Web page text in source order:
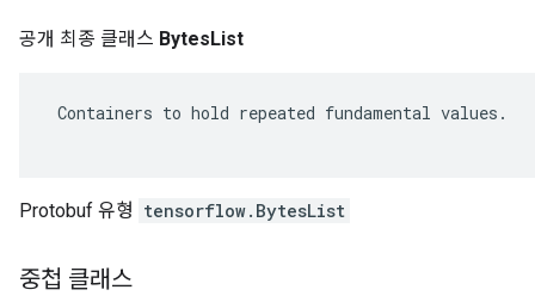
공개 최종 클래스 BytesList
Containers to hold repeated fundamental values.
Protobuf 유형 tensorflow.BytesList
중첩 클래스